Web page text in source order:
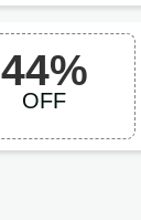
44%
OFF